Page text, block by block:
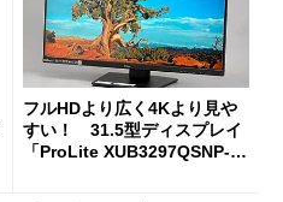
フルHDより広く4Kより見や
すい！ 31.5型ディスプレイ
「ProLite XUB3297QSNP-B